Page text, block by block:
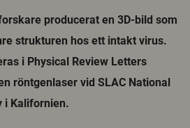
producerat en 3D-bild som
strukturen hos ett intakt virus.
i Physical Review Letters
röntgenlaser vid SLAC National
i Kalifornien.